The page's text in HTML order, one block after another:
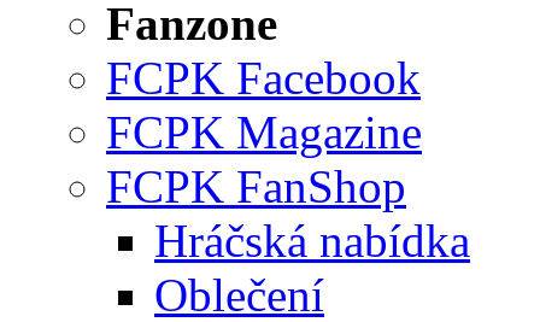
Fanzone
FCPK Facebook
FCPK Magazine
FCPK FanShop
Hráčská nabídka
Oblečení